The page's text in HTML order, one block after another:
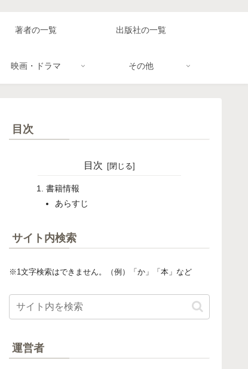
著者の一覧 出版社の一覧
映画・ドラマ その他
目次
目次
書籍情報
あらすじ
サイト内検索
※1文字検索はできません。（例）「か」「本」など
運営者